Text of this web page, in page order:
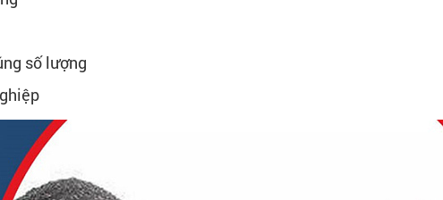
số lượng